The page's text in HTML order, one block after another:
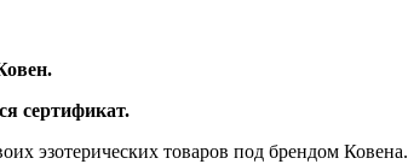
сертификат.
эзотерических товаров под брендом Ковена.